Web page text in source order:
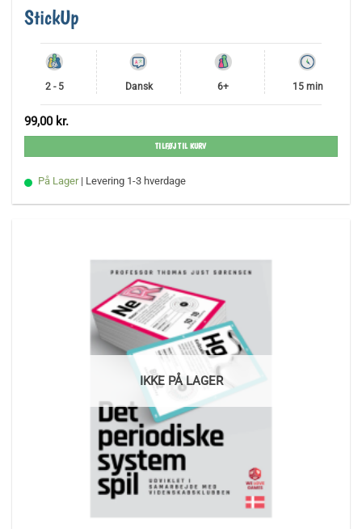
StickUp
2 - 5 Dansk 6+ 15 min
99,00 kr.
TILFØJ TIL KURV
På Lager | Levering 1-3 hverdage
IKKE PÅ LAGER